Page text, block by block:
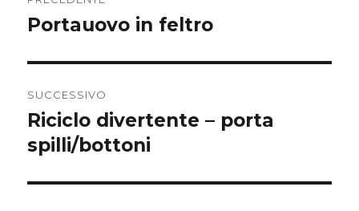
articoli
Articolo
Portauovo in feltro
SUCCESSIVO
Articolo
successivo:
Riciclo divertente – porta
spilli/bottoni